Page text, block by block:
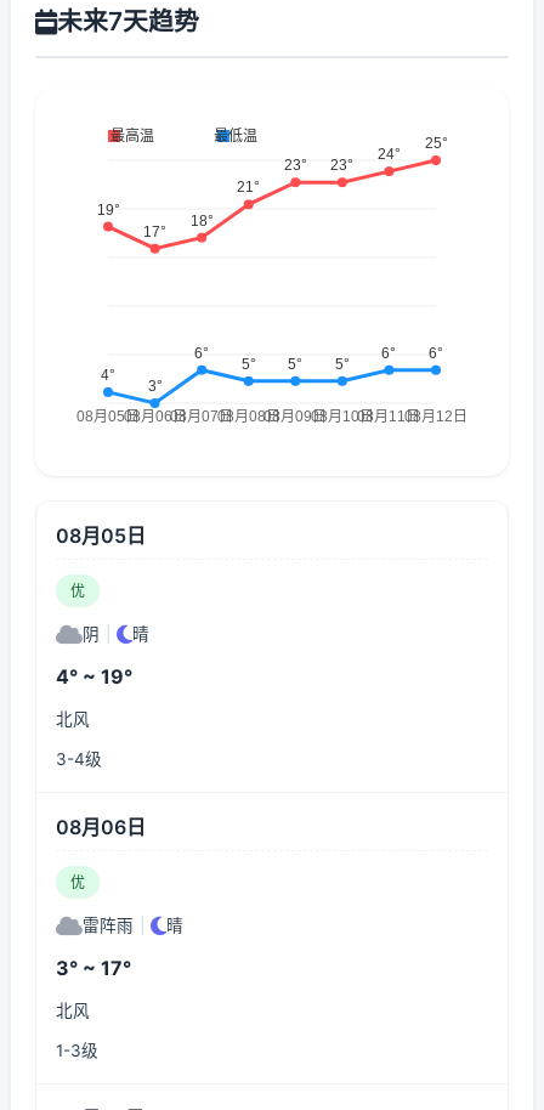
未来7天趋势
08月05日
优
阴 晴
4° ~ 19°
北风
3-4级
08月06日
优
雷阵雨 晴
3° ~ 17°
北风
1-3级